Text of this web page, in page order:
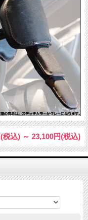
(税込) ～ 23,100円(税込)